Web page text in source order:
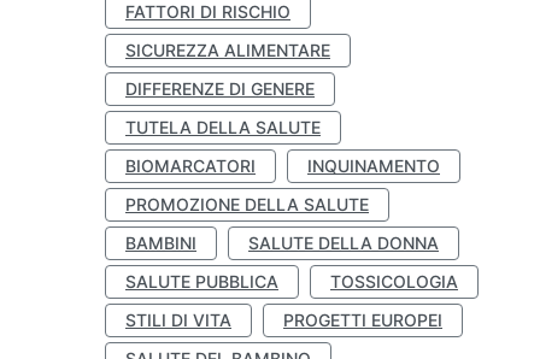
FATTORI DI RISCHIO
SICUREZZA ALIMENTARE
DIFFERENZE DI GENERE
TUTELA DELLA SALUTE
BIOMARCATORI
INQUINAMENTO
PROMOZIONE DELLA SALUTE
BAMBINI
SALUTE DELLA DONNA
SALUTE PUBBLICA
TOSSICOLOGIA
STILI DI VITA
PROGETTI EUROPEI